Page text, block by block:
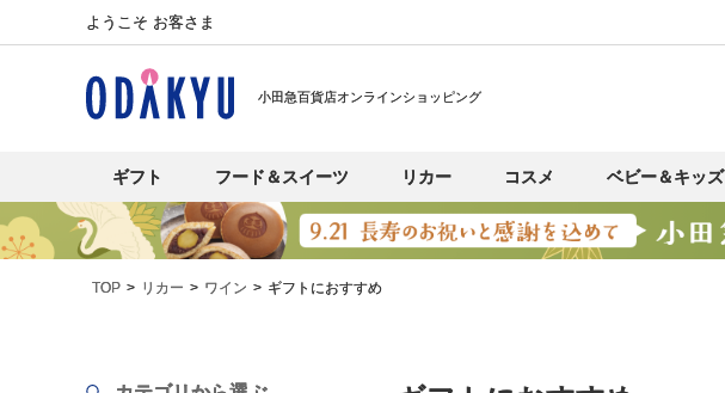
ようこそ お客さま
小田急百貨店オンラインショッピング
ギフト フード＆スイーツ リカー コスメ ベビー＆キッズ
TOP リカー ワイン ギフトにおすすめ